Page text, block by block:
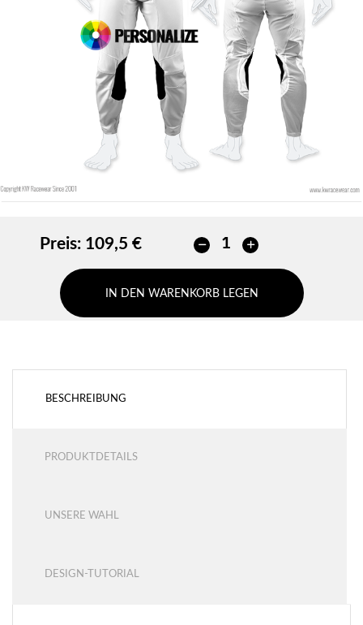
Preis: 109,5 €
IN DEN WARENKORB LEGEN
BESCHREIBUNG
PRODUKTDETAILS
UNSERE WAHL
DESIGN-TUTORIAL